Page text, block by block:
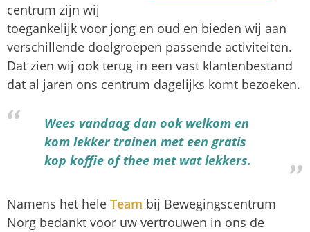
centrum zijn wij
toegankelijk voor jong en oud en bieden wij aan
verschillende doelgroepen passende activiteiten.
Dat zien wij ook terug in een vast klantenbestand
dat al jaren ons centrum dagelijks komt bezoeken.
Wees vandaag dan ook welkom en
kom lekker trainen met een gratis
kop koffie of thee met wat lekkers.
Namens het hele Team bij Bewegingscentrum
Norg bedankt voor uw vertrouwen in ons de